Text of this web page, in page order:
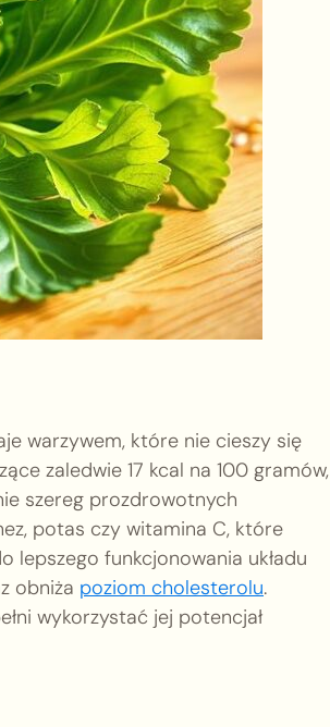
warzywem, które nie cieszy się
zaledwie 17 kcal na 100 gramów,
szereg prozdrowotnych
potas czy witamina C, które
lepszego funkcjonowania układu
obniża poziom cholesterolu.
wykorzystać jej potencjał